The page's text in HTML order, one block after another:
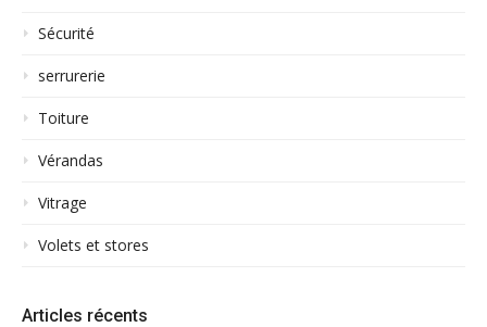
Sécurité
serrurerie
Toiture
Vérandas
Vitrage
Volets et stores
Articles récents